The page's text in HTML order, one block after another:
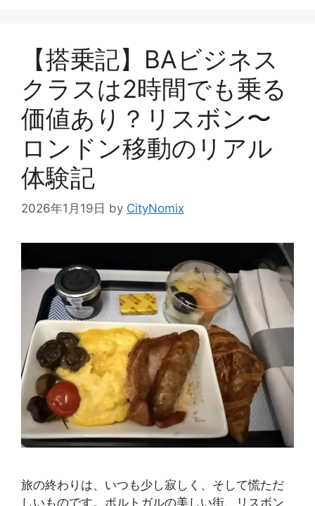
【搭乗記】BAビジネス
クラスは2時間でも乗る
価値あり？リスボン〜
ロンドン移動のリアル
体験記
2026年1月19日 by CityNomix
旅の終わりは、いつも少し寂しく、そして慌ただ
しいものです。ポルトガルの美しい街、リスボン